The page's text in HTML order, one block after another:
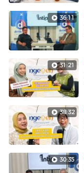
36:11
31:21
38:32
30:35